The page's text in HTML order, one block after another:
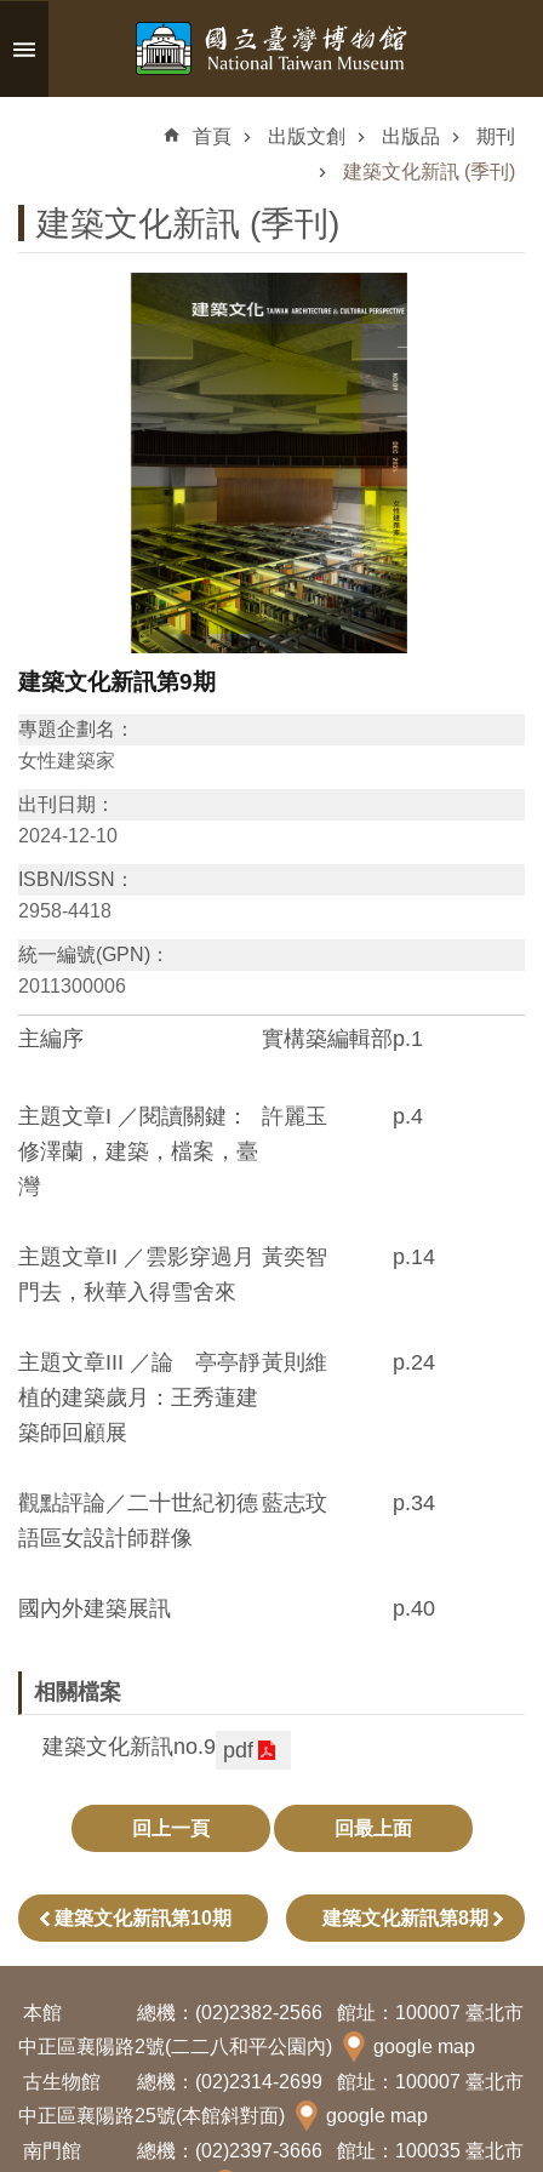
跳到主要內容區塊
覽
資
訊
教
活
版
創
典
研
究
便
民
服
政
公
資
訊
與
資
訊
安
全
宣
告
首頁 出版文創 出版品
期刊
建築文化新訊 (季刊)
建築文化新訊 (季刊)
建築文化新訊第9期
專題企劃名：
女性建築家
出刊日期：
2024-12-10
ISBN/ISSN：
2958-4418
統一編號(GPN)：
2011300006
主編序 實構築編輯部p.1
主題文章I ／閱讀關鍵：
修澤蘭，建築，檔案，臺
灣
許麗玉 p.4
主題文章II ／雲影穿過月
門去，秋華入得雪舍來
黃奕智 p.14
主題文章III ／論 亭亭靜
植的建築歲月：王秀蓮建
築師回顧展
黃則維 p.24
觀點評論／二十世紀初德
語區女設計師群像
藍志玟 p.34
國內外建築展訊 p.40
相關檔案
建築文化新訊no.9 pdf
回上一頁 回最上面
建築文化新訊第10期 建築文化新訊第8期
本館 總機：(02)2382-2566
館址：100007 臺北市
中正區襄陽路2號(二二八和平公園內)
google map
古生物館
總機：(02)2314-2699
館址：100007 臺北市
中正區襄陽路25號(本館斜對面)
google map
南門館
總機：(02)2397-3666 館址：100035 臺北市